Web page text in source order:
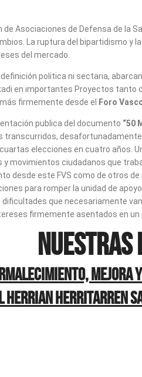
Asociaciones de Defensa de la
La ruptura del bipartidismo y
del mercado.
politica ni sectaria,
en importantes Proyectos
firmemente desde el
Foro
publica del documento “50
transcurridos,
elecciones en cuatro años.
movimientos ciudadanos que
desde este FVS como de otros
para romper la unidad de
dificultades que necesariamente
firmemente asentados en
mejora
herrian herritarren